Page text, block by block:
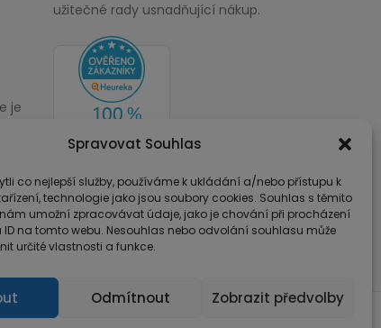
Spravovat Souhlas
co nejlepší služby, používáme k ukládání a/nebo přístupu k
technologie jako jsou soubory cookies. Souhlas s těmito
umožní zpracovávat údaje, jako je chování při procházení
ID na tomto webu. Nesouhlas nebo odvolání souhlasu může
určité vlastnosti a funkce.
Odmítnout Zobrazit předvolby
je
užitečné rady usnadňující nákup.